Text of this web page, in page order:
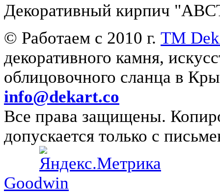
Декоративный кирпич
© Работаем с 2010 г. ТМ
декоративного камня,
облицовочного сланца
info@dekart.co
Все права защищены.
допускается только с
Goodwin